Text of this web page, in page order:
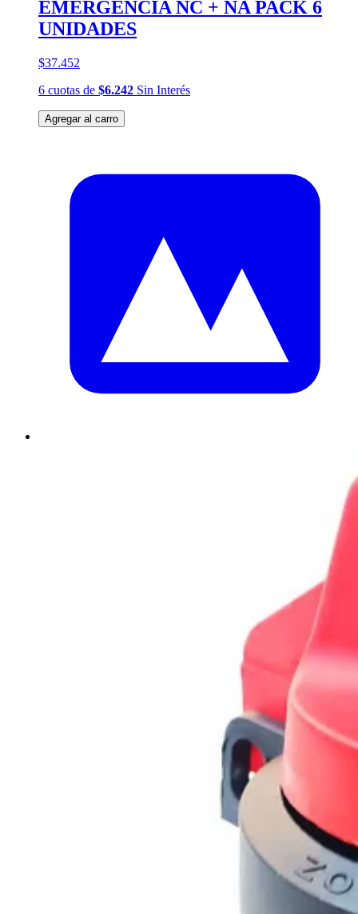
EMERGENCIA NC + NA PACK 6
UNIDADES
$37.452
6 cuotas de $6.242 Sin Interés
Agregar al carro